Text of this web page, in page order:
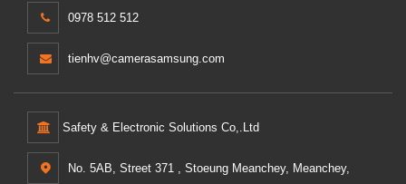
0978 512 512
tienhv@camerasamsung.com
Safety & Electronic Solutions Co,.Ltd
No. 5AB, Street 371 , Stoeung Meanchey, Meanchey,